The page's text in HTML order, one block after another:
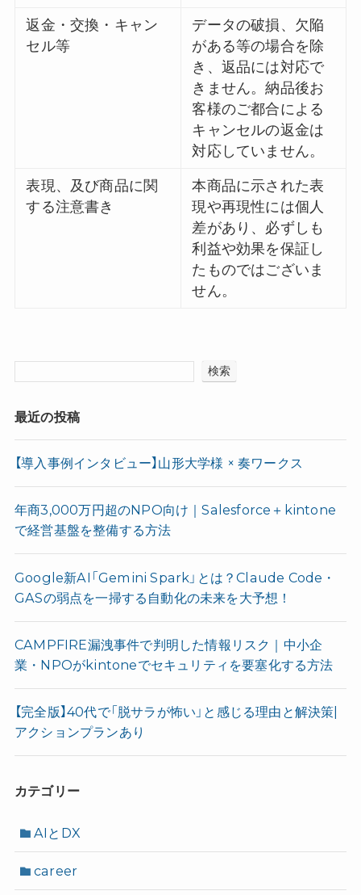
返金・交換・キャン
セル等
データの破損、欠陥
がある等の場合を除
き、返品には対応で
きません。納品後お
客様のご都合による
キャンセルの返金は
対応していません。
表現、及び商品に関
する注意書き
本商品に示された表
現や再現性には個人
差があり、必ずしも
利益や効果を保証し
たものではございま
せん。
検索
最近の投稿
【導入事例インタビュー】山形大学様 × 奏ワークス
年商3,000万円超のNPO向け｜Salesforce＋kintone
で経営基盤を整備する方法
Google新AI「Gemini Spark」とは？Claude Code・
GASの弱点を一掃する自動化の未来を大予想！
CAMPFIRE漏洩事件で判明した情報リスク｜中小企
業・NPOがkintoneでセキュリティを要塞化する方法
【完全版】40代で「脱サラが怖い」と感じる理由と解決策|
アクションプランあり
カテゴリー
AIとDX
career